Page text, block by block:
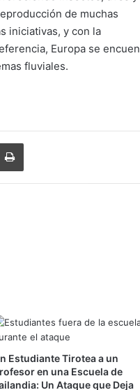
de muchas
iniciativas, y con la
Europa se
fluviales.
mail Imprimir
Estudiante Tirotea a un
en una Escuela de
Un Ataque que Deja